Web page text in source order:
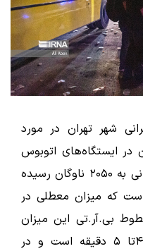
شهر تهران در مورد
در ایستگاه‌های اتوبوس
با تأکید بر اینکه ناوگان اتوبوسرانی به ۲۰۵۰ ناوگان رسیده
که میزان معطلی در
بی.آر.تی این میزان
معطلی به طور میانگین بین ۴تا ۵ دقیقه است و در